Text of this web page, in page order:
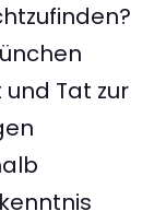
Tat zur